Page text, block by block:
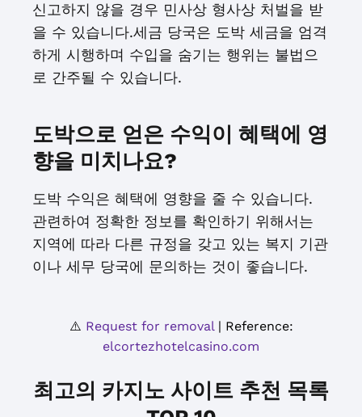
신고하지 않을 경우 민사상 형사상 처벌을 받
을 수 있습니다.세금 당국은 도박 세금을 엄격
하게 시행하며 수입을 숨기는 행위는 불법으
로 간주될 수 있습니다.
도박으로 얻은 수익이 혜택에 영
향을 미치나요?
도박 수익은 혜택에 영향을 줄 수 있습니다.
관련하여 정확한 정보를 확인하기 위해서는
지역에 따라 다른 규정을 갖고 있는 복지 기관
이나 세무 당국에 문의하는 것이 좋습니다.
⚠️ Request for removal| Reference:
elcortezhotelcasino.com
최고의 카지노 사이트 추천 목록